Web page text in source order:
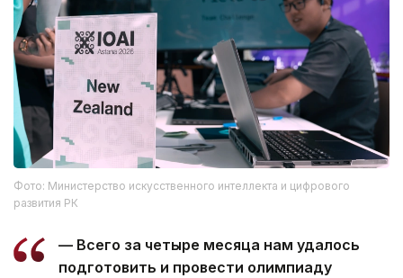
Фото: Министерство искусственного интеллекта и цифрового
развития РК
— Всего за четыре месяца нам удалось
подготовить и провести олимпиаду